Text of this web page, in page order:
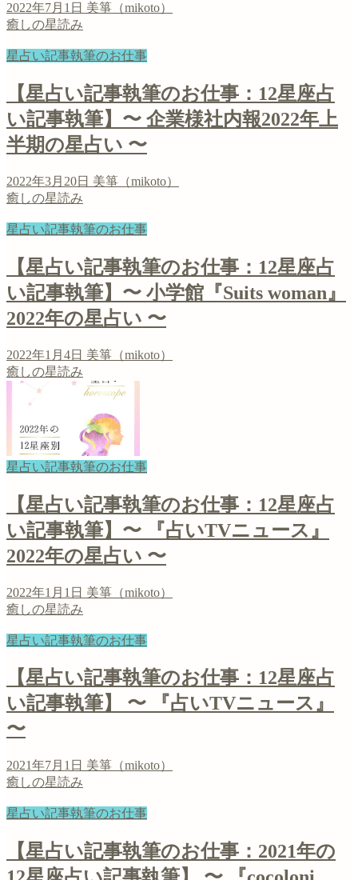
2022年7月1日 美箏（mikoto）
癒しの星読み
星占い記事執筆のお仕事
【星占い記事執筆のお仕事：12星座占
い記事執筆】〜 企業様社内報2022年上
半期の星占い 〜
2022年3月20日 美箏（mikoto）
癒しの星読み
星占い記事執筆のお仕事
【星占い記事執筆のお仕事：12星座占
い記事執筆】〜 小学館『Suits woman』
2022年の星占い 〜
2022年1月4日 美箏（mikoto）
癒しの星読み
星占い記事執筆のお仕事
【星占い記事執筆のお仕事：12星座占
い記事執筆】〜 『占いTVニュース』
2022年の星占い 〜
2022年1月1日 美箏（mikoto）
癒しの星読み
星占い記事執筆のお仕事
【星占い記事執筆のお仕事：12星座占
い記事執筆】 〜 『占いTVニュース』
〜
2021年7月1日 美箏（mikoto）
癒しの星読み
星占い記事執筆のお仕事
【星占い記事執筆のお仕事：2021年の